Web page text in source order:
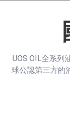
UOS OIL全系列
球公認第三方的